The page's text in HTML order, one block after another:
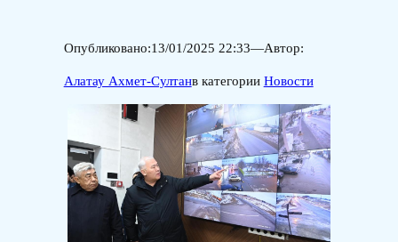
Опубликовано:13/01/2025 22:33—Автор:
Алатау Ахмет-Султанв категории Новости